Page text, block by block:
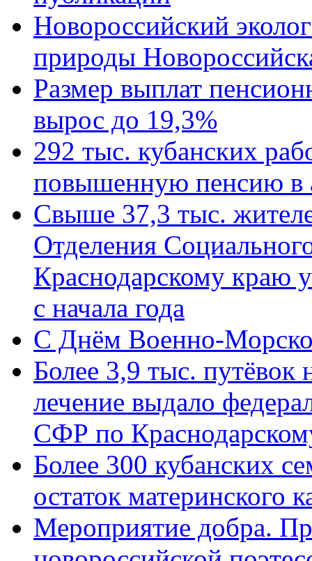
Новороссийский
природы
Размер выплат
вырос до 19,3%
292 тыс. кубанских
повышенную пенсию в
Свыше 37,3 тыс.
Отделения
Краснодарскому краю
с начала года
C Днём Военно-
Более 3,9 тыс. путёвок
лечение выдало
СФР по
Более 300 кубанских
остаток материнского
Мероприятие добра.